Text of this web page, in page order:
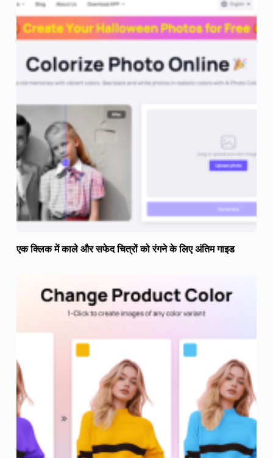
एक क्लिक में काले और सफेद चित्रों को रंगने के लिए अंतिम गाइड